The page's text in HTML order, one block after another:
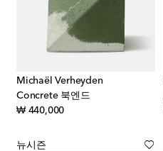
Michaël Verheyden
Concrete 북엔드
₩ 440,000original price
뉴시즌